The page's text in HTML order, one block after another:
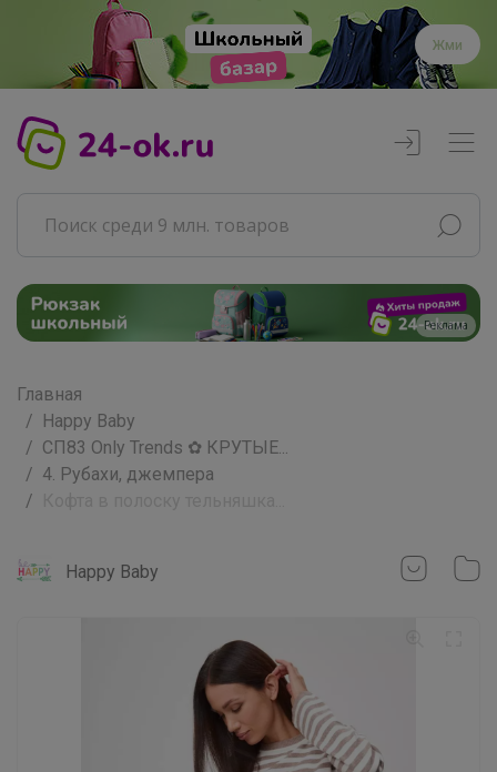
Жми
Реклама
Главная
Happy Baby
СП83 Only Trends ✿ КРУТЫЕ...
4. Рубахи, джемпера
Happy Baby